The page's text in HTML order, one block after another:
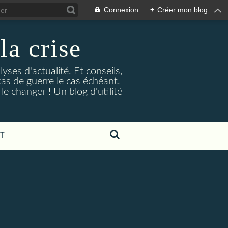
Connexion + Créer mon blog
crise
d'actualité. Et conseils,
de guerre le cas échéant.
changer ! Un blog d'utilité